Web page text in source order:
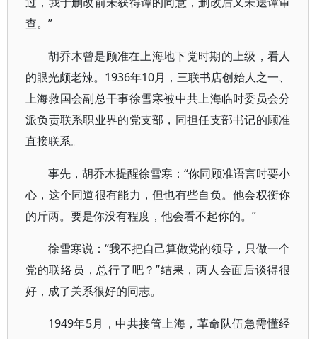
查。”
胡乔木曾是顾准在上海地下党时期的上级，看人
的眼光颇老辣。1936年10月，三联书店创始人之一、
上海救国会副总干事徐雪寒被中共上海临时委员会分
派负责联系职业界的党支部，同担任支部书记的顾准
直接联系。
事先，胡乔木提醒徐雪寒：“你同顾准语言时要小
心，这个同道很有能力，但也有些自负。他会权衡你
的斤两。要是你没有程度，他会看不起你的。”
徐雪寒说：“我不把自己算做党的领导，只做一个
党的联络员，总行了吧？”结果，两人会面后谈得很
好，成了关系很好的同志。
1949年5月，中共接管上海，革命队伍急需懂经